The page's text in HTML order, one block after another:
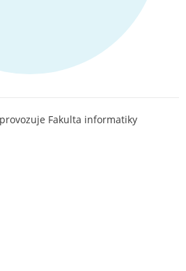
Fakulta informatiky